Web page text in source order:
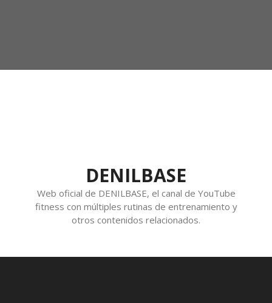
DENILBASE
Web oficial de DENILBASE, el canal de YouTube
fitness con múltiples rutinas de entrenamiento y
otros contenidos relacionados.